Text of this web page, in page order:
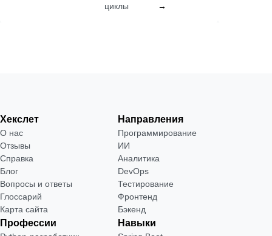
циклы
→
Хекслет
О нас
Отзывы
Справка
Блог
Вопросы и ответы
Глоссарий
Карта сайта
Направления
Программирование
ИИ
Аналитика
DevOps
Тестирование
Фронтенд
Бэкенд
Профессии Навыки